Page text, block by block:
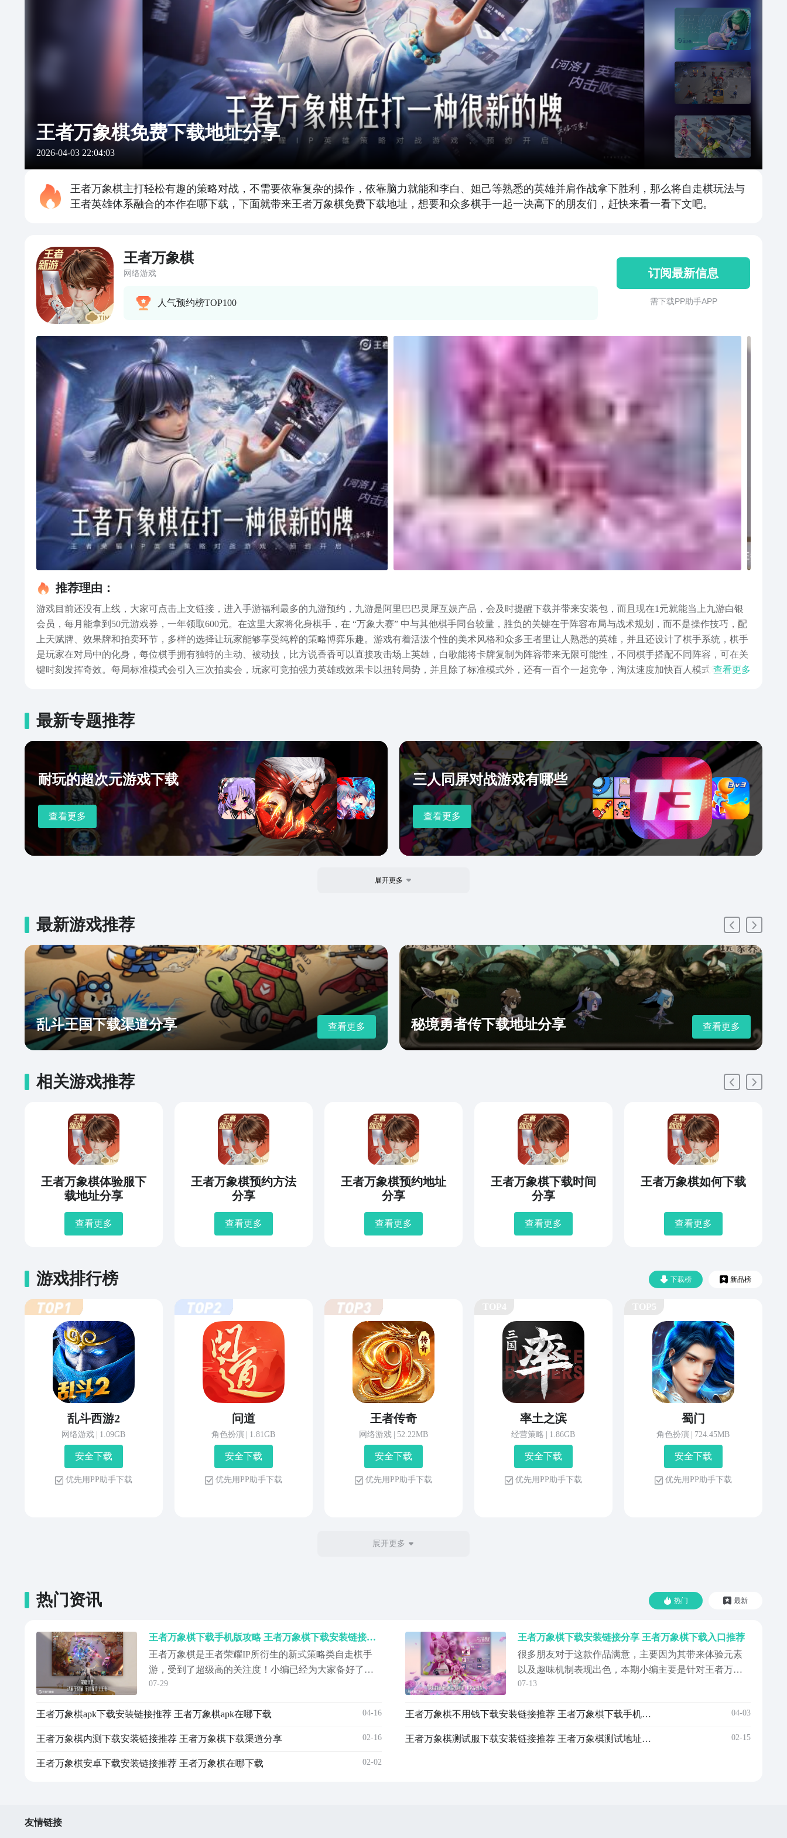
王者万象棋免费下载地址分享
2026-04-03 22:04:03
王者万象棋主打轻松有趣的策略对战，不需要依靠复杂的操作，依靠脑力就能和李白、妲己等熟悉的英雄并肩作战拿下胜利，那么将自走棋玩法与
王者英雄体系融合的本作在哪下载，下面就带来王者万象棋免费下载地址，想要和众多棋手一起一决高下的朋友们，赶快来看一看下文吧。
王者万象棋
网络游戏
人气预约榜TOP100
订阅最新信息
需 下 载 P P 助 手 A P P
推荐理由：
游戏目前还没有上线，大家可点击上文链接，进入手游福利最多的九游预约，九游是阿里巴巴灵犀互娱产品，会及时提醒下载并带来安装包，而且现在1元就能当上九游白银
会员，每月能拿到50元游戏券，一年领取600元。在这里大家将化身棋手，在 “万象大赛” 中与其他棋手同台较量，胜负的关键在于阵容布局与战术规划，而不是操作技巧，配
上天赋牌、效果牌和拍卖环节，多样的选择让玩家能够享受纯粹的策略博弈乐趣。游戏有着活泼个性的美术风格和众多王者里让人熟悉的英雄，并且还设计了棋手系统，棋手
是玩家在对局中的化身，每位棋手拥有独特的主动、被动技，比方说香香可以直接攻击场上英雄，白歌能将卡牌复制为阵容带来无限可能性，不同棋手搭配不同阵容，可在关
键时刻发挥奇效。每局标准模式会引入三次拍卖会，玩家可竞拍强力英雄或效果卡以扭转局势‌，并且除了标准模式外，还有一百个一起竞争，淘汰速度加快百人模式等，使用
查看更多
最新专题推荐
耐玩的超次元游戏下载
查看更多
三人同屏对战游戏有哪些
查看更多
展开更多
最新游戏推荐
乱斗王国下载渠道分享 查看更多 秘境勇者传下载地址分享 查看更多
相关游戏推荐
王者万象棋体验服下
载地址分享
查看更多
王者万象棋预约方法
分享
查看更多
王者万象棋预约地址
分享
查看更多
王者万象棋下载时间
分享
查看更多
王者万象棋如何下载
查看更多
下载榜 新品榜
游戏排行榜
乱斗西游2
网络游戏 1.09GB
安 全 下 载
优 先 用 P P 助 手 下 载
问道
角色扮演 1.81GB
安 全 下 载
优 先 用 P P 助 手 下 载
王者传奇
网络游戏 52.22MB
安 全 下 载
优 先 用 P P 助 手 下 载
率土之滨
经营策略 1.86GB
安 全 下 载
优 先 用 P P 助 手 下 载
蜀门
角色扮演 724.45MB
安 全 下 载
优 先 用 P P 助 手 下 载
展开更多
热门 最新
热门资讯
王者万象棋下载手机版攻略 王者万象棋下载安装链接推荐
王者万象棋是王者荣耀IP所衍生的新式策略类自走棋手
游，受到了超级高的关注度！小编已经为大家备好了王
者万象棋下载手机版教程，希望能帮大家省心安心的开
正版游戏，而且九游本身还是手游福利最多的APP，可以
载》》》》》...
07-29
王者万象棋apk下载安装链接推荐 王者万象棋apk在哪下载 04-16
王者万象棋内测下载安装链接推荐 王者万象棋下载渠道分享 02-16
王者万象棋安卓下载安装链接推荐 王者万象棋在哪下载 02-02
王者万象棋下载安装链接分享 王者万象棋下载入口推荐
很多朋友对于这款作品满意，主要因为其带来体验元素
以及趣味机制表现出色，本期小编主要是针对王者万象
棋下载来为广大童鞋们进行说明，如果我们想要快速入
全面，借助阿里巴巴旗下灵犀互娱赋能，宝子们仅需1元
量免费代...
07-13
王者万象棋不用钱下载安装链接推荐 王者万象棋下载手机版链接指引 04-03
王者万象棋测试服下载安装链接推荐 王者万象棋测试地址是什么 02-15
友情链接